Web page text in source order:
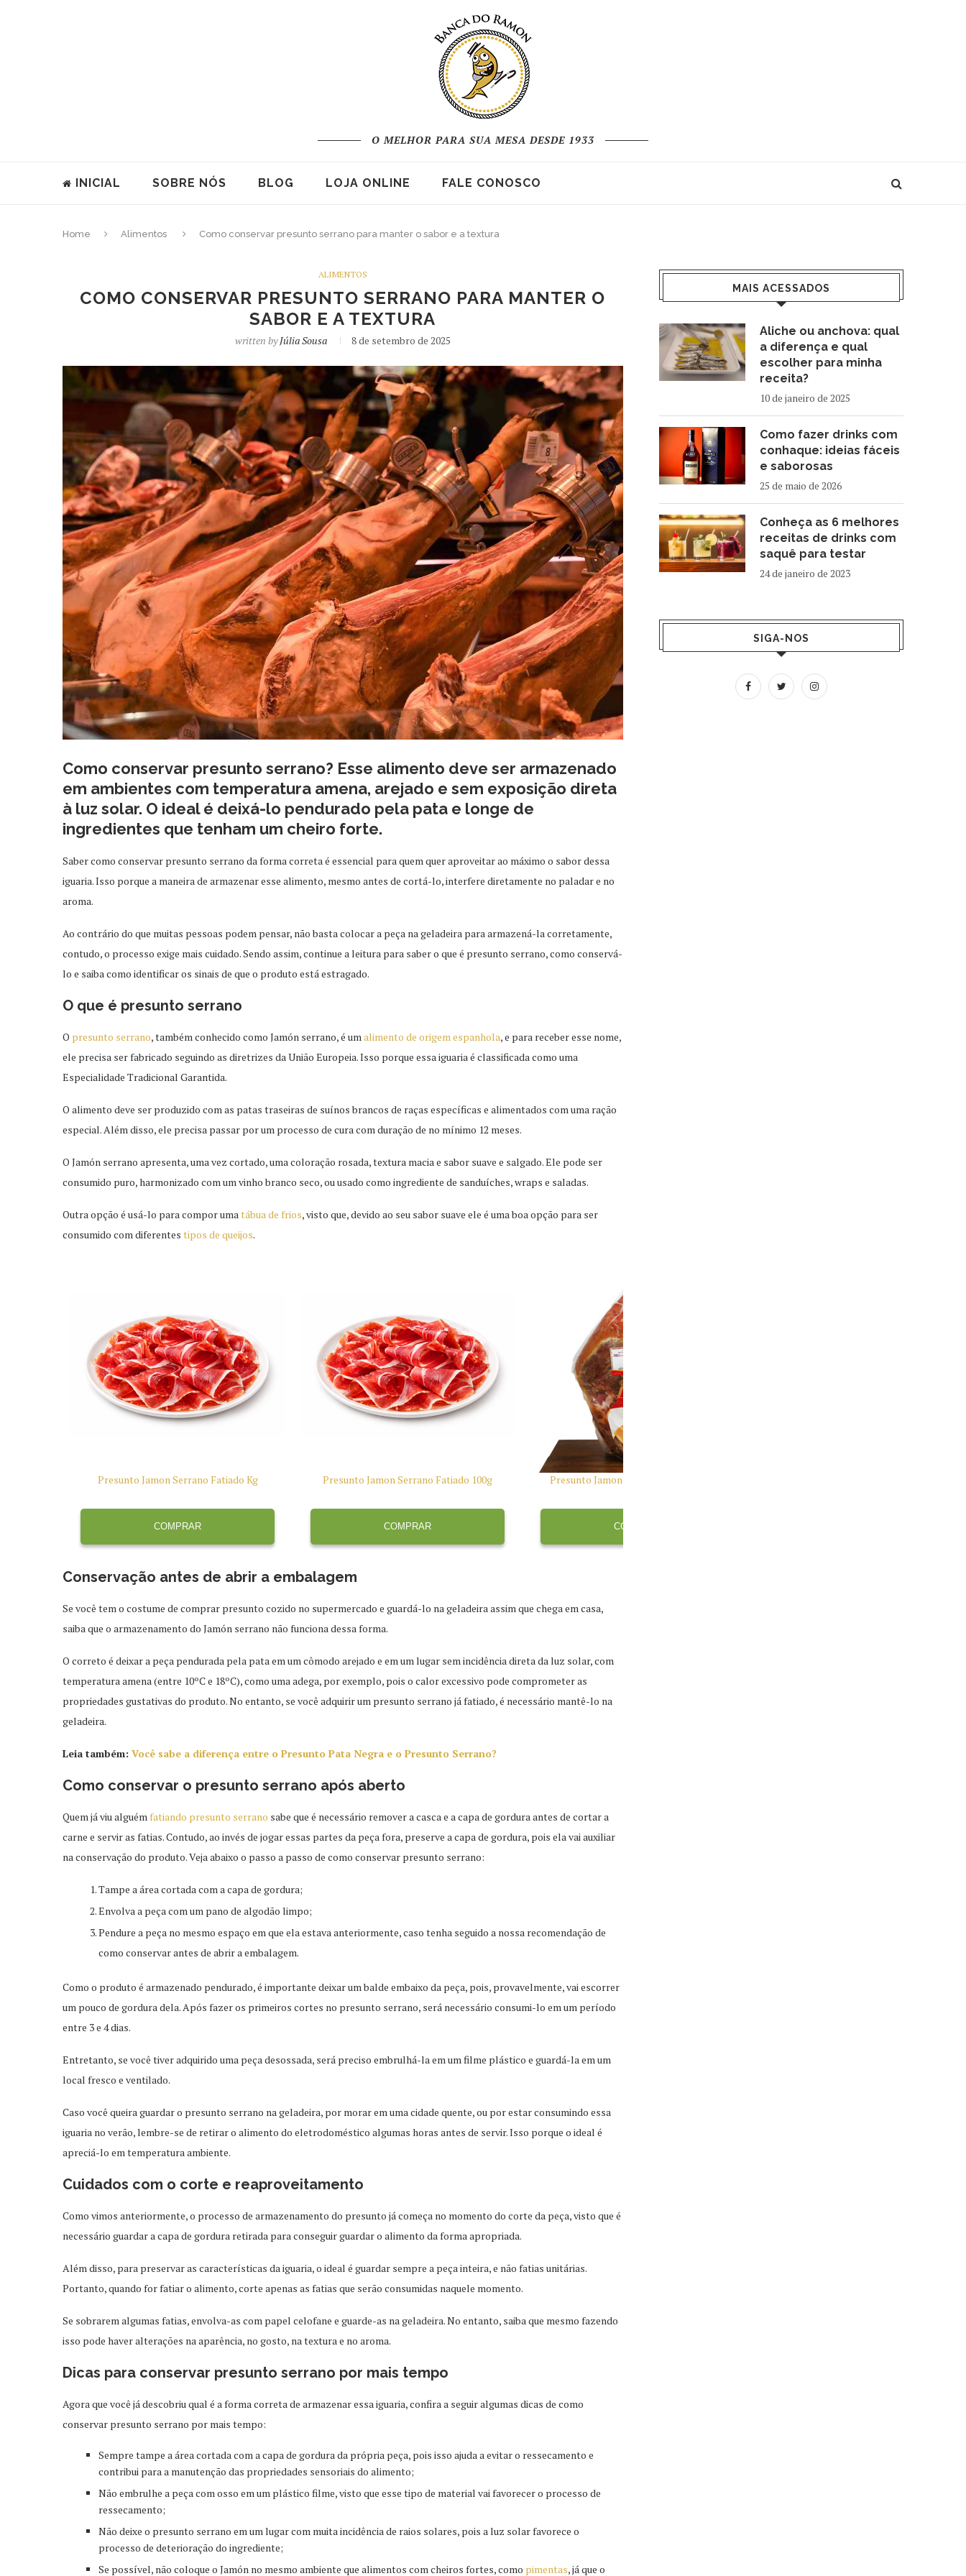
O MELHOR PARA SUA MESA DESDE 1933
INICIAL SOBRE NÓS BLOG LOJA ONLINE FALE CONOSCO
Home Alimentos Como conservar presunto serrano para manter o sabor e a textura
ALIMENTOS
COMO CONSERVAR PRESUNTO SERRANO PARA MANTER O
SABOR E A TEXTURA
written byJúlia Sousa 8 de setembro de 2025
Como conservar presunto serrano? Esse alimento deve ser armazenado
em ambientes com temperatura amena, arejado e sem exposição direta
à luz solar. O ideal é deixá-lo pendurado pela pata e longe de
ingredientes que tenham um cheiro forte.
Saber como conservar presunto serrano da forma correta é essencial para quem quer aproveitar ao máximo o sabor dessa
iguaria. Isso porque a maneira de armazenar esse alimento, mesmo antes de cortá-lo, interfere diretamente no paladar e no
aroma.
Ao contrário do que muitas pessoas podem pensar, não basta colocar a peça na geladeira para armazená-la corretamente,
contudo, o processo exige mais cuidado. Sendo assim, continue a leitura para saber o que é presunto serrano, como conservá-
lo e saiba como identificar os sinais de que o produto está estragado.
O que é presunto serrano
O presunto serrano, também conhecido como Jamón serrano, é um alimento de origem espanhola, e para receber esse nome,
ele precisa ser fabricado seguindo as diretrizes da União Europeia. Isso porque essa iguaria é classificada como uma
Especialidade Tradicional Garantida.
O alimento deve ser produzido com as patas traseiras de suínos brancos de raças específicas e alimentados com uma ração
especial. Além disso, ele precisa passar por um processo de cura com duração de no mínimo 12 meses.
O Jamón serrano apresenta, uma vez cortado, uma coloração rosada, textura macia e sabor suave e salgado. Ele pode ser
consumido puro, harmonizado com um vinho branco seco, ou usado como ingrediente de sanduíches, wraps e saladas.
Outra opção é usá-lo para compor uma tábua de frios, visto que, devido ao seu sabor suave ele é uma boa opção para ser
consumido com diferentes tipos de queijos.
Presunto Jamon Serrano Fatiado Kg
COMPRAR
Presunto Jamon Serrano Fatiado 100g
COMPRAR
Presunto Jamon Serrano Coren Fatiado
COMPRAR
Conservação antes de abrir a embalagem
Se você tem o costume de comprar presunto cozido no supermercado e guardá-lo na geladeira assim que chega em casa,
saiba que o armazenamento do Jamón serrano não funciona dessa forma.
O correto é deixar a peça pendurada pela pata em um cômodo arejado e em um lugar sem incidência direta da luz solar, com
temperatura amena (entre 10ºC e 18ºC), como uma adega, por exemplo, pois o calor excessivo pode comprometer as
propriedades gustativas do produto. No entanto, se você adquirir um presunto serrano já fatiado, é necessário mantê-lo na
geladeira.
Leia também: Você sabe a diferença entre o Presunto Pata Negra e o Presunto Serrano?
Como conservar o presunto serrano após aberto
Quem já viu alguém fatiando presunto serrano sabe que é necessário remover a casca e a capa de gordura antes de cortar a
carne e servir as fatias. Contudo, ao invés de jogar essas partes da peça fora, preserve a capa de gordura, pois ela vai auxiliar
na conservação do produto. Veja abaixo o passo a passo de como conservar presunto serrano:
Tampe a área cortada com a capa de gordura;
Envolva a peça com um pano de algodão limpo;
Pendure a peça no mesmo espaço em que ela estava anteriormente, caso tenha seguido a nossa recomendação de
como conservar antes de abrir a embalagem.
Como o produto é armazenado pendurado, é importante deixar um balde embaixo da peça, pois, provavelmente, vai escorrer
um pouco de gordura dela. Após fazer os primeiros cortes no presunto serrano, será necessário consumi-lo em um período
entre 3 e 4 dias.
Entretanto, se você tiver adquirido uma peça desossada, será preciso embrulhá-la em um filme plástico e guardá-la em um
local fresco e ventilado.
Caso você queira guardar o presunto serrano na geladeira, por morar em uma cidade quente, ou por estar consumindo essa
iguaria no verão, lembre-se de retirar o alimento do eletrodoméstico algumas horas antes de servir. Isso porque o ideal é
apreciá-lo em temperatura ambiente.
Cuidados com o corte e reaproveitamento
Como vimos anteriormente, o processo de armazenamento do presunto já começa no momento do corte da peça, visto que é
necessário guardar a capa de gordura retirada para conseguir guardar o alimento da forma apropriada.
Além disso, para preservar as características da iguaria, o ideal é guardar sempre a peça inteira, e não fatias unitárias.
Portanto, quando for fatiar o alimento, corte apenas as fatias que serão consumidas naquele momento.
Se sobrarem algumas fatias, envolva-as com papel celofane e guarde-as na geladeira. No entanto, saiba que mesmo fazendo
isso pode haver alterações na aparência, no gosto, na textura e no aroma.
Dicas para conservar presunto serrano por mais tempo
Agora que você já descobriu qual é a forma correta de armazenar essa iguaria, confira a seguir algumas dicas de como
conservar presunto serrano por mais tempo:
Sempre tampe a área cortada com a capa de gordura da própria peça, pois isso ajuda a evitar o ressecamento e
contribui para a manutenção das propriedades sensoriais do alimento;
Não embrulhe a peça com osso em um plástico filme, visto que esse tipo de material vai favorecer o processo de
ressecamento;
Não deixe o presunto serrano em um lugar com muita incidência de raios solares, pois a luz solar favorece o
processo de deterioração do ingrediente;
Se possível, não coloque o Jamón no mesmo ambiente que alimentos com cheiros fortes, como pimentas, já que o
MAIS ACESSADOS
Aliche ou anchova: qual
a diferença e qual
escolher para minha
receita?
10 de janeiro de 2025
Como fazer drinks com
conhaque: ideias fáceis
e saborosas
25 de maio de 2026
Conheça as 6 melhores
receitas de drinks com
saquê para testar
24 de janeiro de 2023
SIGA-NOS